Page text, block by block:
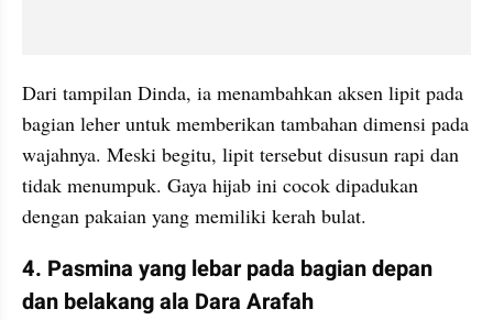
Dari tampilan Dinda, ia menambahkan aksen lipit pada
bagian leher untuk memberikan tambahan dimensi pada
wajahnya. Meski begitu, lipit tersebut disusun rapi dan
tidak menumpuk. Gaya hijab ini cocok dipadukan
dengan pakaian yang memiliki kerah bulat.
4. Pasmina yang lebar pada bagian depan
dan belakang ala Dara Arafah